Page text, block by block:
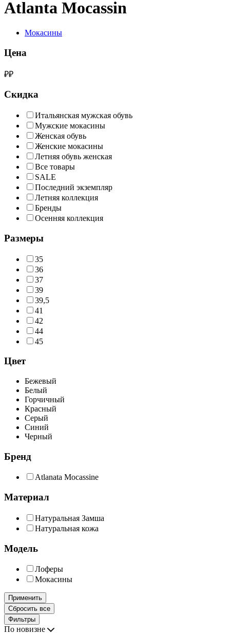
Atlanta Mocassin
Мокасины
Цена
₽₽
Скидка
Итальянская мужская обувь
Мужские мокасины
Женская обувь
Женские мокасины
Летняя обувь женская
Все товары
SALE
Последний экземпляр
Летняя коллекция
Бренды
Осенняя коллекция
Размеры
35
36
37
39
39,5
41
42
44
45
Цвет
Бежевый
Белый
Горчичный
Красный
Серый
Синий
Черный
Бренд
Atlanata Mocassine
Материал
Натуральная Замша
Натуральная кожа
Модель
Лоферы
Мокасины
Применить
Сбросить все
Фильтры
По новизне